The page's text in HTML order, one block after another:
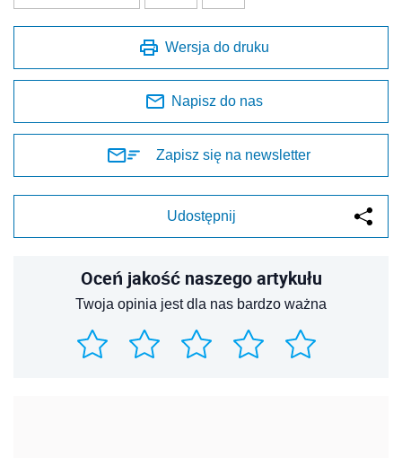
Wersja do druku
Napisz do nas
Zapisz się na newsletter
Udostępnij
Oceń jakość naszego artykułu
Twoja opinia jest dla nas bardzo ważna